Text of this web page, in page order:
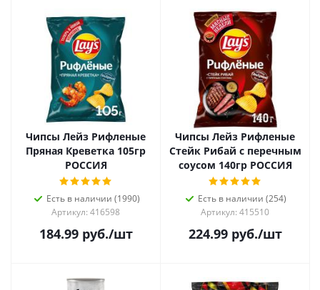
Чипсы Лейз Рифленые
Пряная Креветка 105гр
РОССИЯ
Есть в наличии (1990)
Артикул: 416598
184.99руб./шт
Чипсы Лейз Рифленые
Стейк Рибай с перечным
соусом 140гр РОССИЯ
Есть в наличии (254)
Артикул: 415510
224.99руб./шт